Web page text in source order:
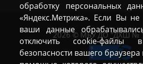
обработку персональных
«Яндекс.Метрика». Если Вы не
ваши данные
отключить cookie-файлы
безопасности вашего браузера
2026 © МБУ ДО "ДХШ №